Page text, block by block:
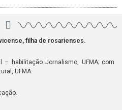
filha de rosarienses.
– habilitação Jornalismo, UFMA; com
UFMA.